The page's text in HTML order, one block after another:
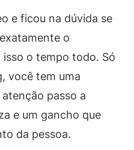
e ficou na dúvida se
o
o tempo todo. Só
você tem uma
passo a
e um gancho que
da pessoa.